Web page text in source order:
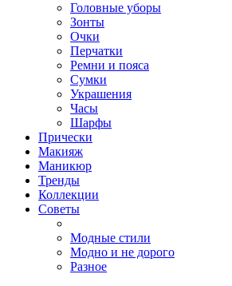
Головные уборы
Зонты
Очки
Перчатки
Ремни и пояса
Сумки
Украшения
Часы
Шарфы
Прически
Макияж
Маникюр
Тренды
Коллекции
Советы
Модные стили
Модно и не дорого
Разное